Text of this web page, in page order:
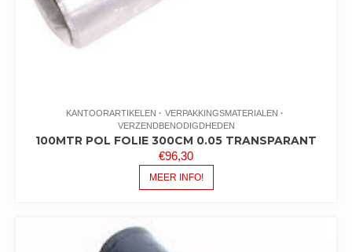
KANTOORARTIKELEN
VERPAKKINGSMATERIALEN
VERZENDBENODIGDHEDEN
100MTR POL FOLIE 300CM 0.05 TRANSPARANT
€96,30
MEER INFO!